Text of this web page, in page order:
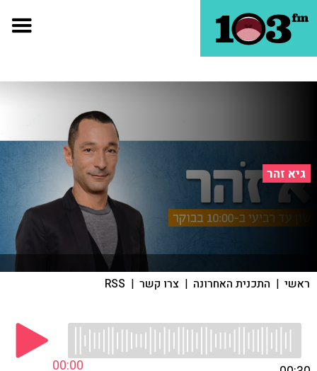
גיא זהר
ראשי | התכנית האחרונה | צרו קשר |
RSS
00:00